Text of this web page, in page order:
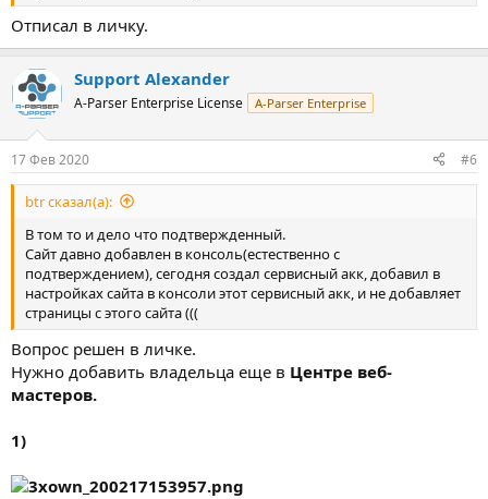
Отписал в личку.
Support Alexander
A-Parser Enterprise License A-Parser Enterprise
17 Фев 2020 #6
btr сказал(а):
В том то и дело что подтвержденный.
Сайт давно добавлен в консоль(естественно с
подтверждением), сегодня создал сервисный акк, добавил в
настройках сайта в консоли этот сервисный акк, и не добавляет
страницы с этого сайта (((
Вопрос решен в личке.
Нужно добавить владельца еще в Центре веб-
мастеров.
1)